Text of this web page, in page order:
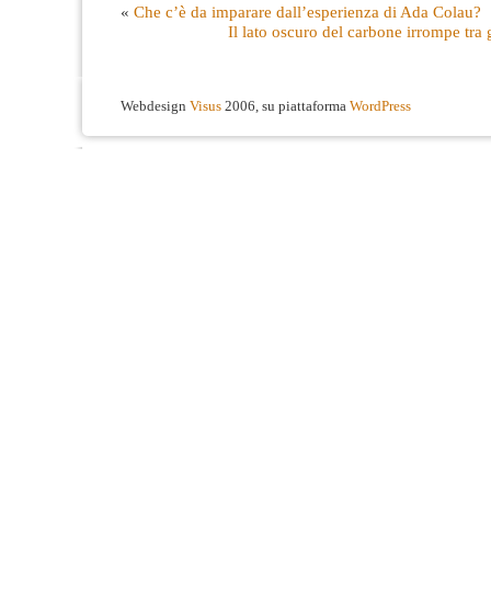
« Che c’è da imparare dall’esperienza di Ada Colau?
Il lato oscuro del carbone irrompe tra
Webdesign Visus 2006, su piattaforma WordPress